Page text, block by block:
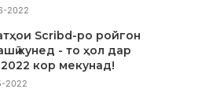
2022
Scribd-ро ройгон
кунед - то ҳол дар
кор мекунад!
2022